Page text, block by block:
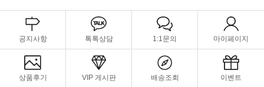
공지사항 톡톡상담 1:1문의 마이페이지
상품후기 VIP 게시판 배송조회 이벤트